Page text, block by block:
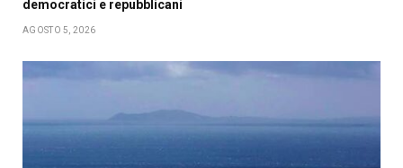
democratici e repubblicani
AGOSTO 5, 2026